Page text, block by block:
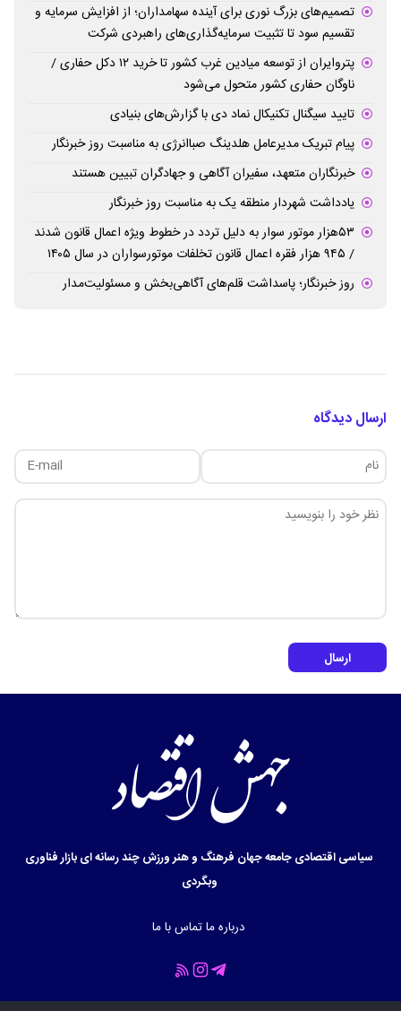
تصمیم‌های بزرگ نوری برای آینده سهامداران؛ از افزایش سرمایه و
تقسیم سود تا تثبیت سرمایه‌گذاری‌های راهبردی شرکت
پتروایران از توسعه میادین غرب کشور تا خرید ۱۲ دکل حفاری /
ناوگان حفاری کشور متحول می‌شود
تایید سیگنال تکنیکال نماد دی با گزارش‌های بنیادی
پیام تبریک مدیرعامل هلدینگ صباانرژی به مناسبت روز خبرنگار
خبرنگاران متعهد، سفیران آگاهی و جهادگران تبیین هستند
یادداشت شهردار منطقه یک به مناسبت روز خبرنگار
۵۳هزار موتور سوار به دلیل تردد در خطوط ویژه اعمال قانون شدند
/ ۹۴۵ هزار فقره اعمال قانون تخلفات موتورسواران در سال ۱۴۰۵
روز خبرنگار؛ پاسداشت قلم‌های آگاهی‌بخش و مسئولیت‌مدار
ارسال دیدگاه
ارسال
سیاسیاقتصادیجامعهجهان فرهنگ و هنرورزشچند رسانه ایبازارفناوری
وبگردی
درباره ماتماس با ما